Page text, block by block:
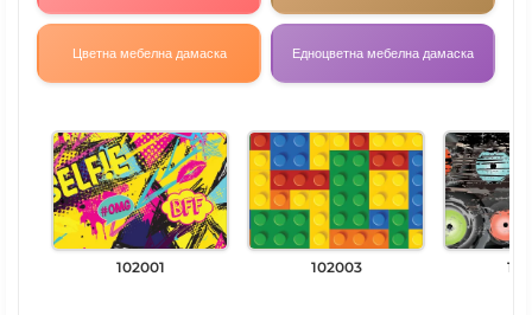
Цветна мебелна дамаска Едноцветна мебелна дамаска
102001 102003